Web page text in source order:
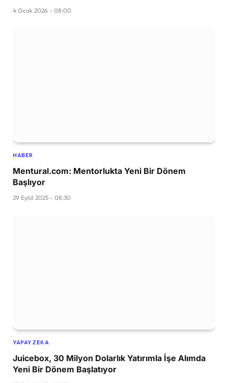
4 Ocak 2026 - 08:00
HABER
Mentural.com: Mentorlukta Yeni Bir Dönem
Başlıyor
29 Eylül 2025 - 08:30
YAPAY ZEKA
Juicebox, 30 Milyon Dolarlık Yatırımla İşe Alımda
Yeni Bir Dönem Başlatıyor